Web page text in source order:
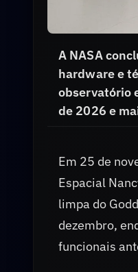
A NASA
hardware e
observatório
de 2026 e
Em 25 de
Espacial
limpa do
dezembro,
funcionais